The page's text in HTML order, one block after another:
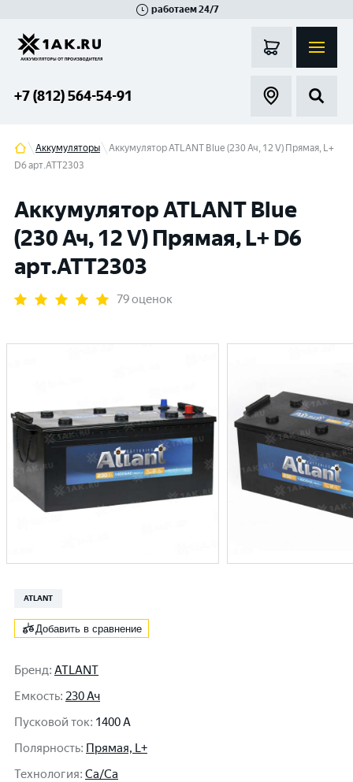
работаем 24/7
+7 (812) 564-54-91
Аккумуляторы
Аккумулятор ATLANT Blue (230 Ач, 12 V) Прямая, L+
D6 арт.ATT2303
Аккумулятор ATLANT Blue
(230 Ач, 12 V) Прямая, L+ D6
арт.ATT2303
79 оценок
ATLANT
Добавить в сравнение
Бренд: ATLANT
Емкость: 230 Ач
Пусковой ток: 1400 A
Полярность: Прямая, L+
Технология: Ca/Ca
Гатчина